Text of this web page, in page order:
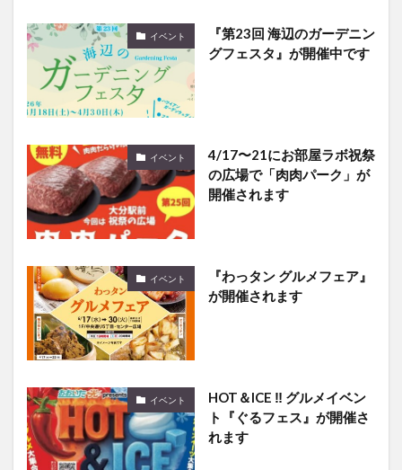
イベント
『第23回 海辺のガーデニン
グフェスタ』が開催中です
イベント
4/17〜21にお部屋ラボ祝祭
の広場で「肉肉パーク」が
開催されます
イベント
『わっタン グルメフェア』
が開催されます
イベント
HOT＆ICE ‼ グルメイベン
ト『ぐるフェス』が開催さ
れます